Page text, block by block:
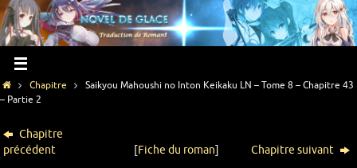
Chapitre
Saikyou Mahoushi no Inton Keikaku LN – Tome 8 – Chapitre 43
– Partie 2
Chapitre
précédent
[Fiche du roman] Chapitre suivant